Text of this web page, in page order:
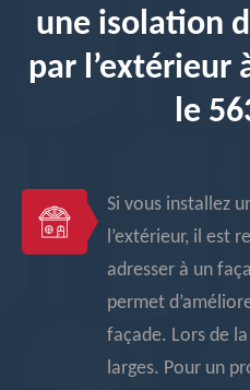
une isolation
par l’extérieur
le
Si vous installez
l’extérieur, il est
adresser à un
permet
façade. Lors de
larges. Pour un